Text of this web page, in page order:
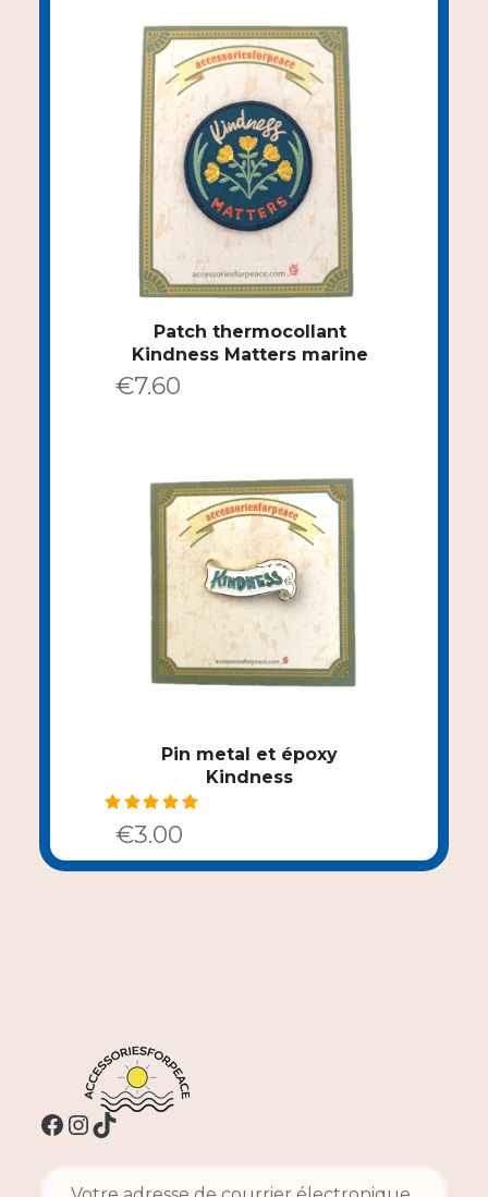
Patch thermocollant
Kindness Matters marine
€7.60
Pin metal et époxy
Kindness
Note 5.00
sur 5
€3.00
Facebook InstagramTikTok